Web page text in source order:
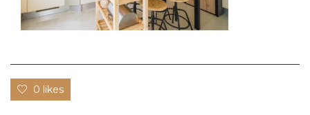
0 likes